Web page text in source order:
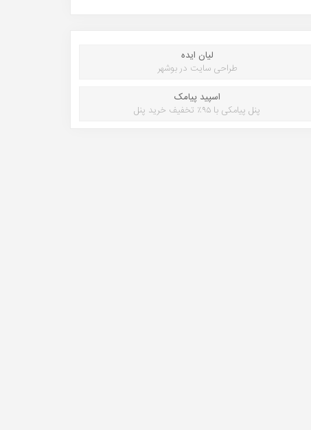
لیان ایده
طراحی سایت در بوشهر
اسپید پیامک
پنل پیامکی با ۹۵٪ تخفیف خرید پنل